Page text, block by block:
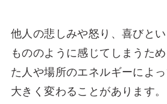
他人の悲しみや怒り、喜びと
もののように感じてしまうた
た人や場所のエネルギーによ
大きく変わることがあります